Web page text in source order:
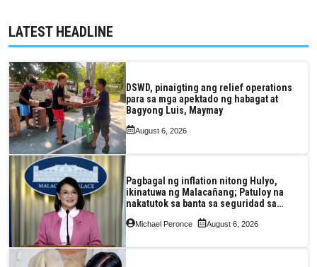
LATEST HEADLINE
DSWD, pinaigting ang relief operations
para sa mga apektado ng habagat at
Bagyong Luis, Maymay
August 6, 2026
Pagbagal ng inflation nitong Hulyo,
ikinatuwa ng Malacañang; Patuloy na
nakatutok sa banta sa seguridad sa
Michael Peronce August 6, 2026